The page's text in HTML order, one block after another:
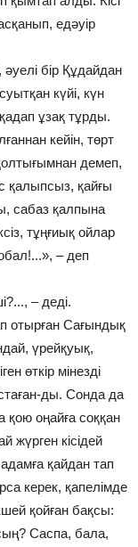
едәуір
бір Құдайдан
күйі, күн
ұзақ тұрды.
кейін, төрт
демеп,
қалыпсыз, қайғы
сабаз қалпына
тұңғиық ойлар
– деп
– деді.
отырған Сағындық
үрейқуық,
өткір мінезді
ды. Сонда да
қою оңайға соққан
жүрген кісідей
қайдан тап
керек, қапелімде
қойған бақсы:
Саспа, бала,